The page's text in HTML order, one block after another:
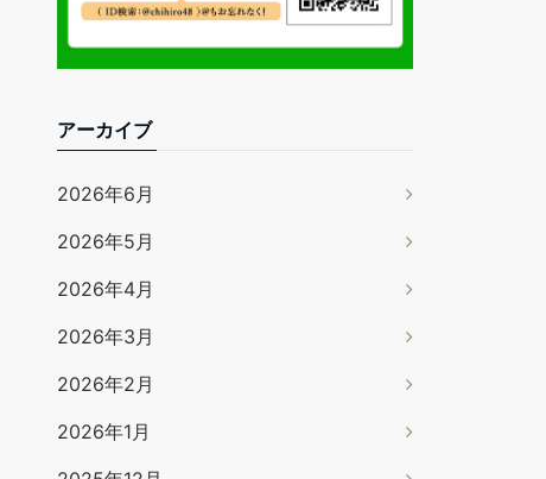
アーカイブ
2026年6月
2026年5月
2026年4月
2026年3月
2026年2月
2026年1月